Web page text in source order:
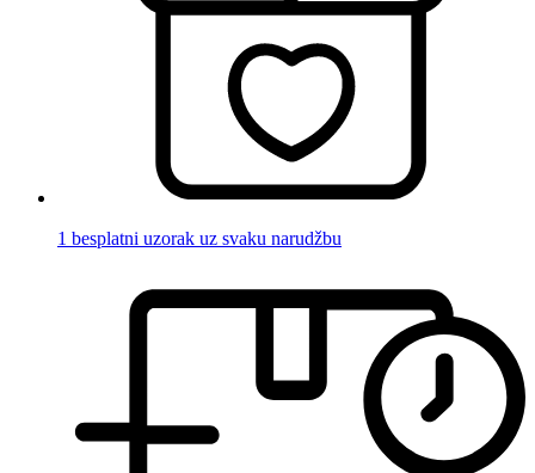
1 besplatni uzorak uz svaku narudžbu